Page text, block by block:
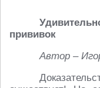
прививок
Автор –